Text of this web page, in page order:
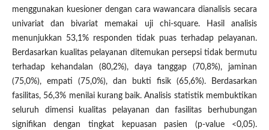
menggunakan kuesioner dengan cara wawancara dianalisis secara
univariat dan bivariat memakai uji chi-square. Hasil analisis
menunjukkan 53,1% responden tidak puas terhadap pelayanan.
Berdasarkan kualitas pelayanan ditemukan persepsi tidak bermutu
terhadap kehandalan (80,2%), daya tanggap (70,8%), jaminan
(75,0%), empati (75,0%), dan bukti fisik (65,6%). Berdasarkan
fasilitas, 56,3% menilai kurang baik. Analisis statistik membuktikan
seluruh dimensi kualitas pelayanan dan fasilitas berhubungan
signifikan dengan tingkat kepuasan pasien (p-value <0,05).